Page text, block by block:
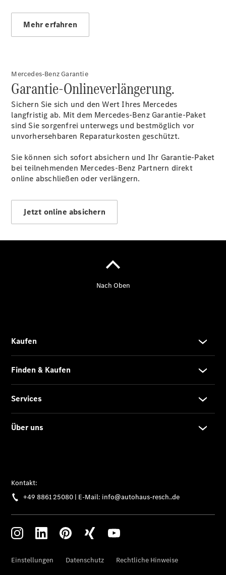
Mehr erfahren
Mercedes-Benz Garantie
Garantie-Onlineverlängerung.
Sichern Sie sich und den Wert Ihres Mercedes
langfristig ab. Mit dem Mercedes-Benz Garantie-Paket
sind Sie sorgenfrei unterwegs und bestmöglich vor
unvorhersehbaren Reparaturkosten geschützt.
Sie können sich sofort absichern und Ihr Garantie-Paket
bei teilnehmenden Mercedes-Benz Partnern direkt
online abschließen oder verlängern.
Jetzt online absichern